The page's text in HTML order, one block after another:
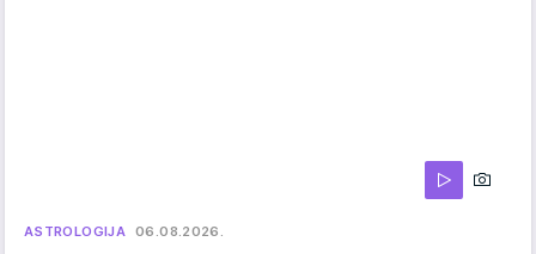
ASTROLOGIJA 06.08.2026.